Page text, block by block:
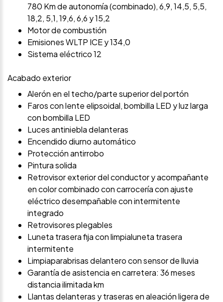
780 Km de autonomía (combinado), 6,9, 14,5, 5,5,
18,2, 5,1, 19,6, 6,6 y 15,2
Motor de combustión
Emisiones WLTP ICE y 134,0
Sistema eléctrico 12
Acabado exterior
Alerón en el techo/parte superior del portón
Faros con lente elipsoidal, bombilla LED y luz larga
con bombilla LED
Luces antiniebla delanteras
Encendido diurno automático
Protección antirrobo
Pintura solida
Retrovisor exterior del conductor y acompañante
en color combinado con carrocería con ajuste
eléctrico desempañable con intermitente
integrado
Retrovisores plegables
Luneta trasera fija con limpialuneta trasera
intermitente
Limpiaparabrisas delantero con sensor de lluvia
Garantía de asistencia en carretera: 36 meses
distancia ilimitada km
Llantas delanteras y traseras en aleación ligera de